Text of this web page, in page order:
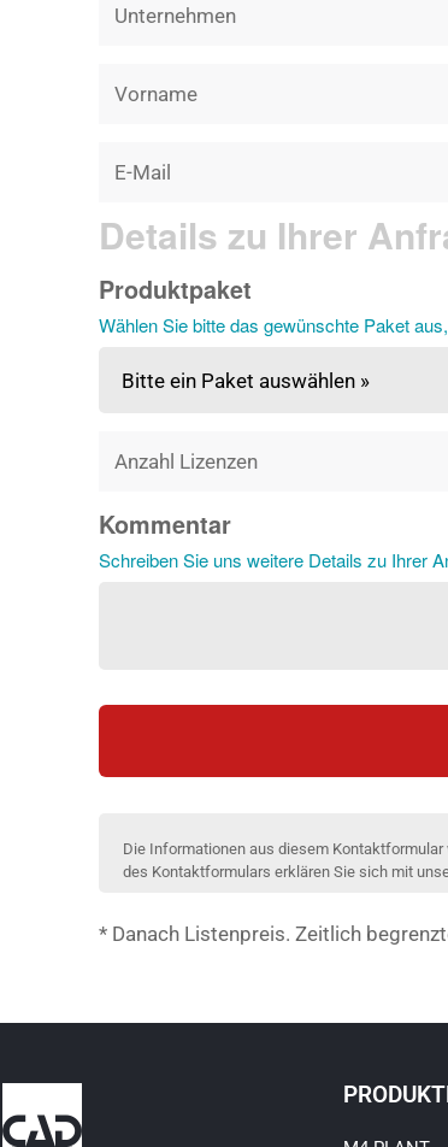
Details zu Ihrer
Produktpaket
Wählen Sie bitte das gewünschte Paket
Kommentar
Schreiben Sie uns weitere Details zu Ihrer
Die Informationen aus diesem
des Kontaktformulars erklären Sie sich mit
* Danach Listenpreis. Zeitlich